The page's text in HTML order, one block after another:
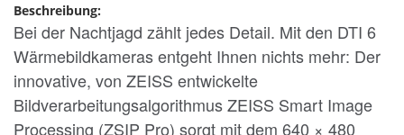
Beschreibung:
Bei der Nachtjagd zählt jedes Detail. Mit den DTI 6
Wärmebildkameras entgeht Ihnen nichts mehr: Der
innovative, von ZEISS entwickelte
Bildverarbeitungsalgorithmus ZEISS Smart Image
Processing (ZSIP Pro) sorgt mit dem 640 × 480